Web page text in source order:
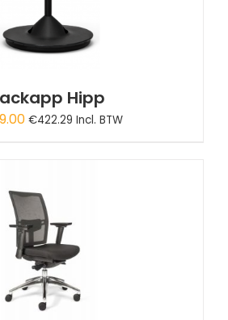
Hipp
€422.29 Incl. BTW